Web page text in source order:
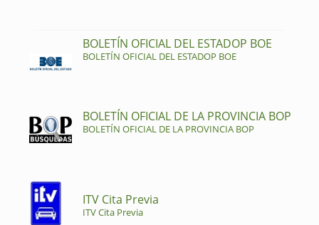
BOLETÍN OFICIAL DEL ESTADOP BOE
BOLETÍN OFICIAL DEL ESTADOP BOE
BOLETÍN OFICIAL DE LA PROVINCIA BOP
BOLETÍN OFICIAL DE LA PROVINCIA BOP
ITV Cita Previa
ITV Cita Previa